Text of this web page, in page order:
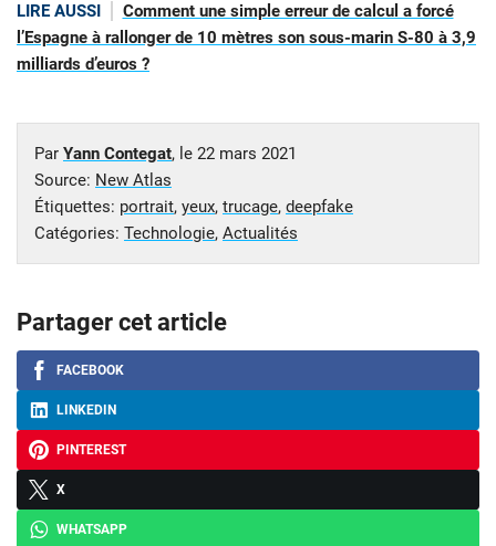
LIRE AUSSI
Comment une simple erreur de calcul a forcé
l’Espagne à rallonger de 10 mètres son sous-marin S-80 à 3,9
milliards d’euros ?
Par Yann Contegat, le 22 mars 2021
Source: New Atlas
Étiquettes: portrait, yeux, trucage, deepfake
Catégories: Technologie, Actualités
Partager cet article
FACEBOOK
LINKEDIN
PINTEREST
X
WHATSAPP